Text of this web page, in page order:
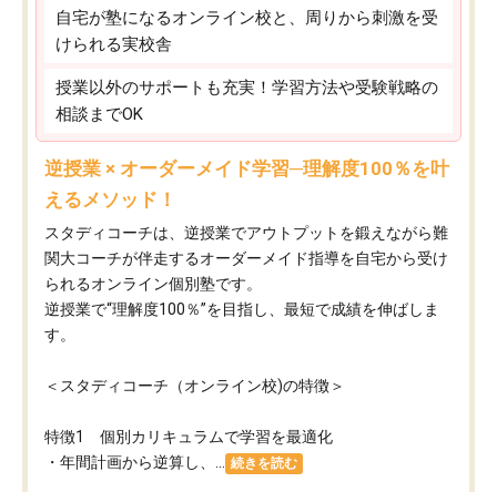
自宅が塾になるオンライン校と、周りから刺激を受
けられる実校舎
授業以外のサポートも充実！学習方法や受験戦略の
相談までOK
逆授業 × オーダーメイド学習─理解度100％を叶
えるメソッド！
スタディコーチは、逆授業でアウトプットを鍛えながら難
関大コーチが伴走するオーダーメイド指導を自宅から受け
られるオンライン個別塾です。
逆授業で“理解度100％”を目指し、最短で成績を伸ばしま
す。
＜スタディコーチ（オンライン校)の特徴＞
特徴1 個別カリキュラムで学習を最適化
・年間計画から逆算し、...
続きを読む